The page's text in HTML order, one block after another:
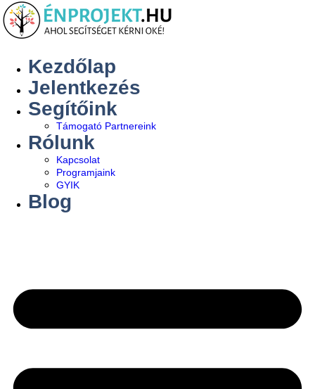
Kezdőlap
Jelentkezés
Segítőink
Támogató Partnereink
Rólunk
Kapcsolat
Programjaink
GYIK
Blog